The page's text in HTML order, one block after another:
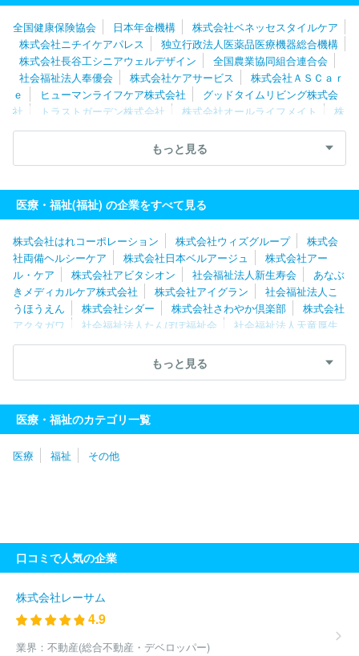
全国健康保険協会 日本年金機構
株式会社ベネッセスタイルケア
株式会社ニチイケアパレス
独立行政法人医薬品医療機器総合機構
株式会社長谷工シニアウェルデザイン
全国農業協同組合連合会
社会福祉法人奉優会
株式会社ケアサービス
株式会社ＡＳＣａｒ
ｅ
ヒューマンライフケア株式会社
グッドタイムリビング株式会
社
トラストガーデン株式会社 株式会社オールライフメイト
株
式会社ヒューマンテック
株式会社シダー
株式会社ＲＡＲＥＣＲ
株式会社アイグラン
株式会社オン・
ザ・プラネット
両備ヘルシーケア
株式会社はれコーポレーション
株式会社やさ
しい手
株式会社やまねメディカル
株式会社日本デイケアセンタ
もっと見る
医療・福祉(福祉) の企業をすべて見る
株式会社はれコーポレーション 株式会社ウィズグループ
株式会
社両備ヘルシーケア
株式会社日本ベルアージュ
株式会社アー
ル・ケア
株式会社アビタシオン 社会福祉法人新生寿会
あなぶ
きメディカルケア株式会社
株式会社アイグラン
社会福祉法人こ
うほうえん
株式会社シダー 株式会社さわやか倶楽部
株式会社
アクタガワ
社会福祉法人たんぽぽ福祉会
社会福祉法人天竜厚生
会
株式会社ケア２１ ロングライフホールディング株式会社
社
医療法人豊岡会
社会福祉法人知多学
園
ービス株式会社
ホームケアー株式会社 社会福祉法人同和園
株
式会社はーとふるセゾン
社会福祉法人梓友会
社会福祉法人洗心会
ーズ
アースサポート株式会社 社会福祉法人星谷会
社会福祉法
人星槎
社会福祉法人長尾福祉会
祉法人横浜市福祉サービス協会
株式会社トーリツ
社会福祉法人
奉優会
社会福祉法人すこやか福祉会
社会福祉法人雲柱社
祉法人善光会
株式会社オールライフメイト
フ
株式会社ヘルシーサービス
株式会社ヘルスケアシステムズ
もっと見る
医療・福祉のカテゴリ一覧
医療 福祉 その他
口コミで人気の企業
株式会社レーサム
4.9
業界： 不動産(総合不動産・デベロッパー)